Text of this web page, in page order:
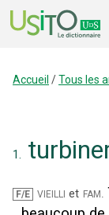
Accueil /Tous les
1.
F/E vieilli et fam.